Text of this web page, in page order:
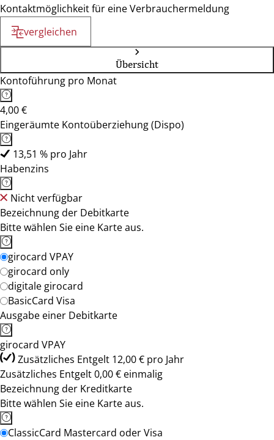
Kontaktmöglichkeit für eine Verbrauchermeldung
vergleichen
Übersicht
Kontoführung pro Monat
4,00 €
Eingeräumte Kontoüberziehung (Dispo)
13,51 % pro Jahr
Habenzins
Nicht verfügbar
Bezeichnung der Debitkarte
Bitte wählen Sie eine Karte aus.
girocard VPAY
girocard only
digitale girocard
BasicCard Visa
Ausgabe einer Debitkarte
girocard VPAY
Zusätzliches Entgelt 12,00 € pro Jahr
Zusätzliches Entgelt 0,00 € einmalig
Bezeichnung der Kreditkarte
Bitte wählen Sie eine Karte aus.
ClassicCard Mastercard oder Visa